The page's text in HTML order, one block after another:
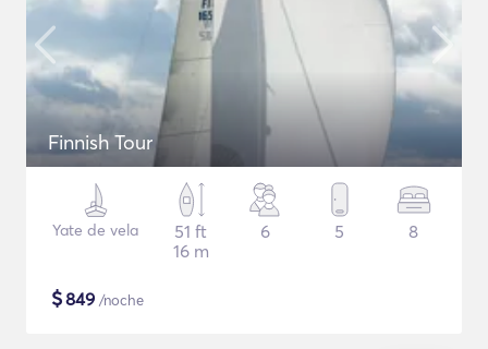
Finnish Tour
Yate de vela
51 ft
16 m
6 5 8
$849 /noche